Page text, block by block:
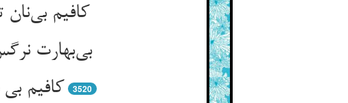
کافیم
بی‌بهارت
کافیم
3520